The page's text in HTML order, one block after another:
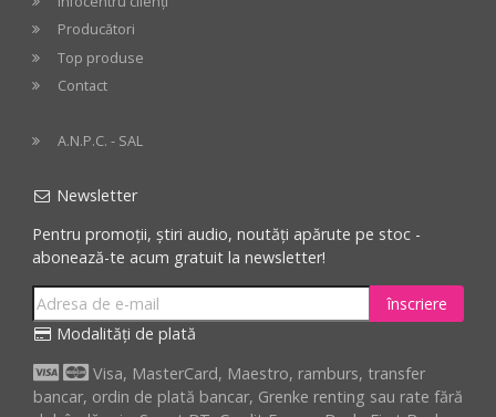
Producători
Top produse
Contact
A.N.P.C. - SAL
Newsletter
Pentru promoții, știri audio, noutăți apărute pe stoc -
abonează-te acum gratuit la newsletter!
înscriere
Modalități de plată
Visa, MasterCard, Maestro, ramburs, transfer
bancar, ordin de plată bancar, Grenke renting sau rate fără